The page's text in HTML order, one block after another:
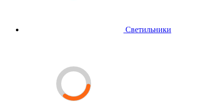
Светильники